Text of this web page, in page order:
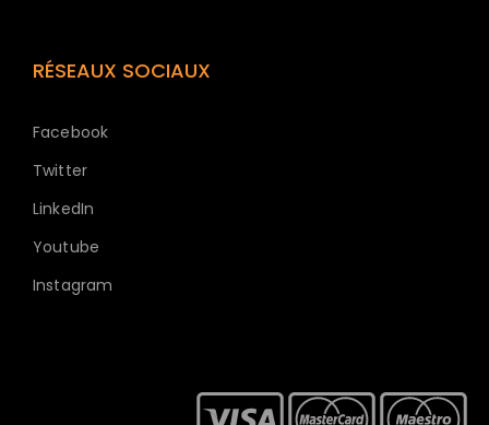
RÉSEAUX SOCIAUX
Facebook
Twitter
LinkedIn
Youtube
Instagram